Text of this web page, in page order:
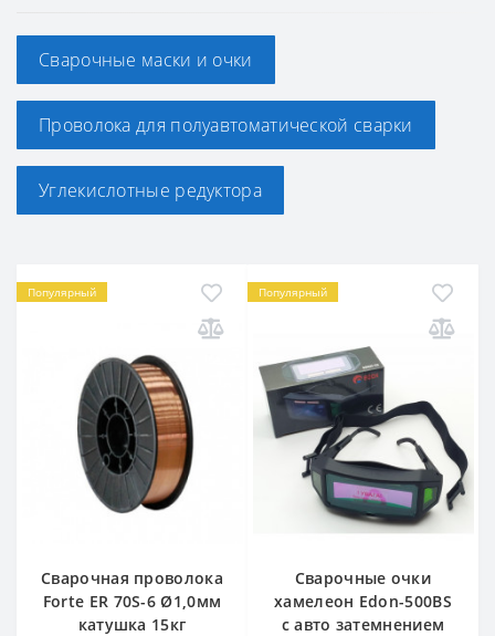
Сварочные маски и очки
Проволока для полуавтоматической сварки
Углекислотные редуктора
Популярный
Сварочная проволока
Forte ER 70S-6 Ø1,0мм
катушка 15кг
Популярный
Сварочные очки
хамелеон Edon-500BS
с авто затемнением